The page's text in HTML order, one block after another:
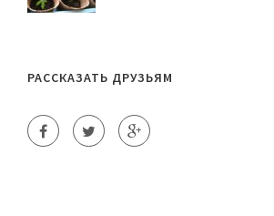
РАССКАЗАТЬ ДРУЗЬЯМ